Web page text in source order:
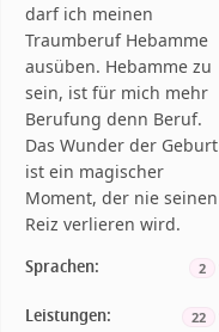
darf ich meinen
Traumberuf Hebamme
ausüben. Hebamme zu
sein, ist für mich mehr
Berufung denn Beruf.
Das Wunder der Geburt
ist ein magischer
Moment, der nie seinen
Reiz verlieren wird.
Sprachen: 2
Leistungen: 22